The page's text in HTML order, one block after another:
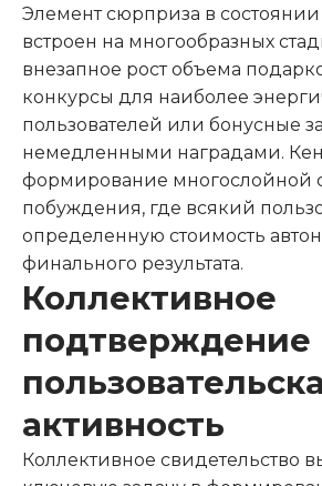
Элемент сюрприза в состоянии
встроен на многообразных
внезапное рост объема
конкурсы для наиболее
пользователей или бонусные
немедленными наградами.
формирование многослойной
побуждения, где всякий
определенную стоимость
финального результата.
Коллективное
подтверждение
активность
Коллективное свидетельство